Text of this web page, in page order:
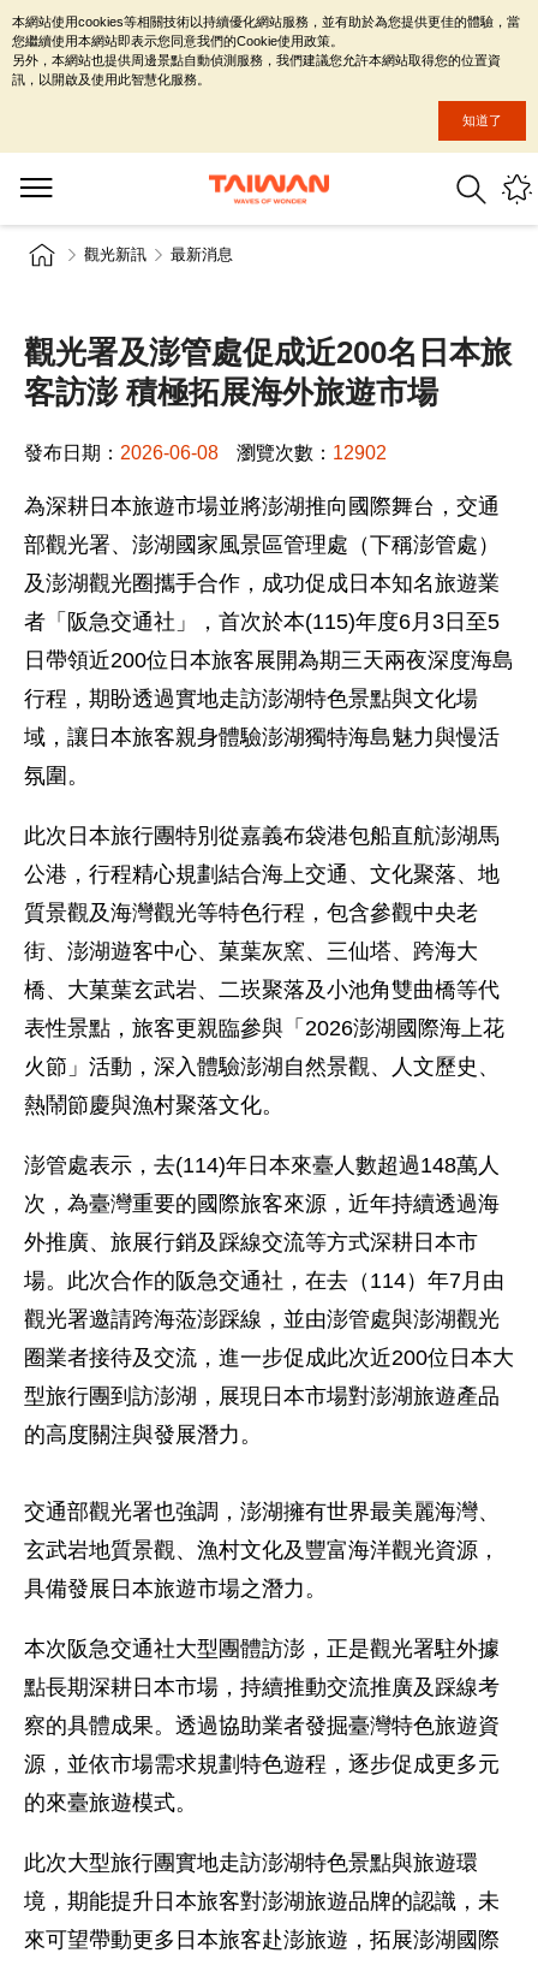
觀光新訊 最新消息
觀光署及澎管處促成近200名日本旅
客訪澎 積極拓展海外旅遊市場
發布日期： 2026-06-08 瀏覽次數： 12902
為深耕日本旅遊市場並將澎湖推向國際舞台，交通
部觀光署、澎湖國家風景區管理處（下稱澎管處）
及澎湖觀光圈攜手合作，成功促成日本知名旅遊業
者「阪急交通社」，首次於本(115)年度6月3日至5
日帶領近200位日本旅客展開為期三天兩夜深度海島
行程，期盼透過實地走訪澎湖特色景點與文化場
域，讓日本旅客親身體驗澎湖獨特海島魅力與慢活
氛圍。
此次日本旅行團特別從嘉義布袋港包船直航澎湖馬
公港，行程精心規劃結合海上交通、文化聚落、地
質景觀及海灣觀光等特色行程，包含參觀中央老
街、澎湖遊客中心、菓葉灰窯、三仙塔、跨海大
橋、大菓葉玄武岩、二崁聚落及小池角雙曲橋等代
表性景點，旅客更親臨參與「2026澎湖國際海上花
火節」活動，深入體驗澎湖自然景觀、人文歷史、
熱鬧節慶與漁村聚落文化。
澎管處表示，去(114)年日本來臺人數超過148萬人
次，為臺灣重要的國際旅客來源，近年持續透過海
外推廣、旅展行銷及踩線交流等方式深耕日本市
場。此次合作的阪急交通社，在去（114）年7月由
觀光署邀請跨海蒞澎踩線，並由澎管處與澎湖觀光
圈業者接待及交流，進一步促成此次近200位日本大
型旅行團到訪澎湖，展現日本市場對澎湖旅遊產品
的高度關注與發展潛力。
交通部觀光署也強調，澎湖擁有世界最美麗海灣、
玄武岩地質景觀、漁村文化及豐富海洋觀光資源，
具備發展日本旅遊市場之潛力。
本次阪急交通社大型團體訪澎，正是觀光署駐外據
點長期深耕日本市場，持續推動交流推廣及踩線考
察的具體成果。透過協助業者發掘臺灣特色旅遊資
源，並依市場需求規劃特色遊程，逐步促成更多元
的來臺旅遊模式。
此次大型旅行團實地走訪澎湖特色景點與旅遊環
境，期能提升日本旅客對澎湖旅遊品牌的認識，未
來可望帶動更多日本旅客赴澎旅遊，拓展澎湖國際
本網站使用cookies等相關技術以持續優化網站服務，並有助於為您提供更佳的體驗，當
您繼續使用本網站即表示您同意我們的Cookie使用政策。
另外，本網站也提供周邊景點自動偵測服務，我們建議您允許本網站取得您的位置資
訊，以開啟及使用此智慧化服務。
知道了